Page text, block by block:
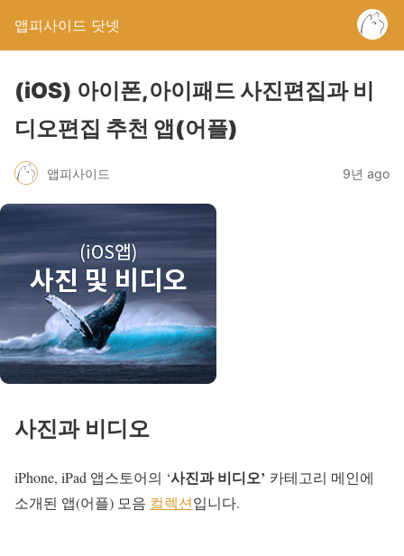
앱피사이드 닷넷
(iOS) 아이폰,아이패드 사진편집과 비
디오편집 추천 앱(어플)
앱피사이드 9년 ago
사진과 비디오
iPhone, iPad 앱스토어의 ‘사진과 비디오’ 카테고리 메인에
소개된 앱(어플) 모음 컬렉션입니다.